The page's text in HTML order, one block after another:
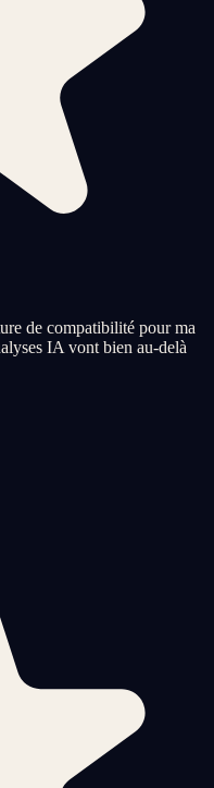
de compatibilité pour ma
IA vont bien au-delà